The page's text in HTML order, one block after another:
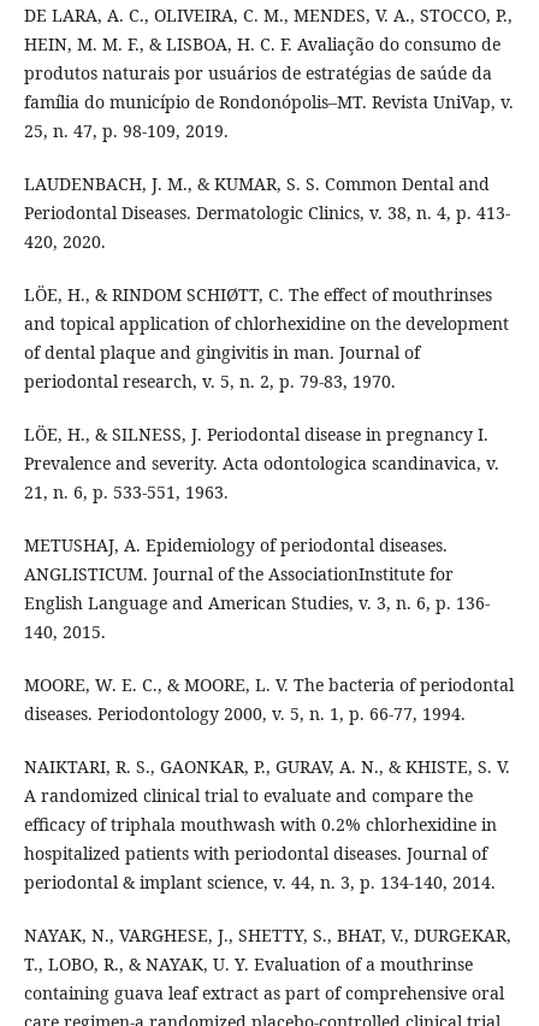
DE LARA, A. C., OLIVEIRA, C. M., MENDES, V. A., STOCCO, P.,
HEIN, M. M. F., & LISBOA, H. C. F. Avaliação do consumo de
produtos naturais por usuários de estratégias de saúde da
família do município de Rondonópolis–MT. Revista UniVap, v.
25, n. 47, p. 98-109, 2019.
LAUDENBACH, J. M., & KUMAR, S. S. Common Dental and
Periodontal Diseases. Dermatologic Clinics, v. 38, n. 4, p. 413-
420, 2020.
LÖE, H., & RINDOM SCHIØTT, C. The effect of mouthrinses
and topical application of chlorhexidine on the development
of dental plaque and gingivitis in man. Journal of
periodontal research, v. 5, n. 2, p. 79-83, 1970.
LÖE, H., & SILNESS, J. Periodontal disease in pregnancy I.
Prevalence and severity. Acta odontologica scandinavica, v.
21, n. 6, p. 533-551, 1963.
METUSHAJ, A. Epidemiology of periodontal diseases.
ANGLISTICUM. Journal of the AssociationInstitute for
English Language and American Studies, v. 3, n. 6, p. 136-
140, 2015.
MOORE, W. E. C., & MOORE, L. V. The bacteria of periodontal
diseases. Periodontology 2000, v. 5, n. 1, p. 66-77, 1994.
NAIKTARI, R. S., GAONKAR, P., GURAV, A. N., & KHISTE, S. V.
A randomized clinical trial to evaluate and compare the
efficacy of triphala mouthwash with 0.2% chlorhexidine in
hospitalized patients with periodontal diseases. Journal of
periodontal & implant science, v. 44, n. 3, p. 134-140, 2014.
NAYAK, N., VARGHESE, J., SHETTY, S., BHAT, V., DURGEKAR,
T., LOBO, R., & NAYAK, U. Y. Evaluation of a mouthrinse
containing guava leaf extract as part of comprehensive oral
care regimen-a randomized placebo-controlled clinical trial.